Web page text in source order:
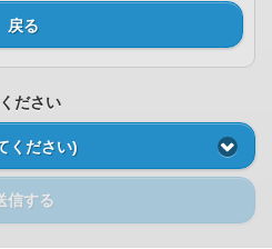
戻る
ださい
ください)
信する